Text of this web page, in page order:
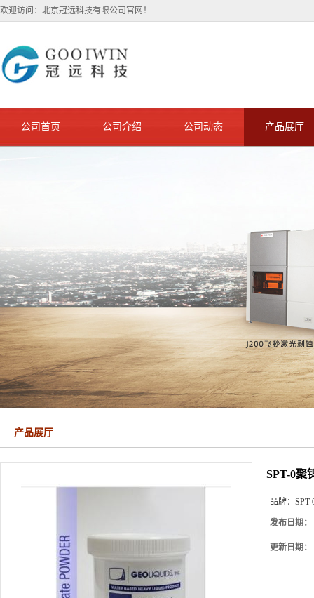
欢迎访问：北京冠远科技有限公司官网！
公司首页 公司介绍 公司动态 产品展厅
产品展厅
SPT-0聚
品牌： SPT-
发布日期：
更新日期：